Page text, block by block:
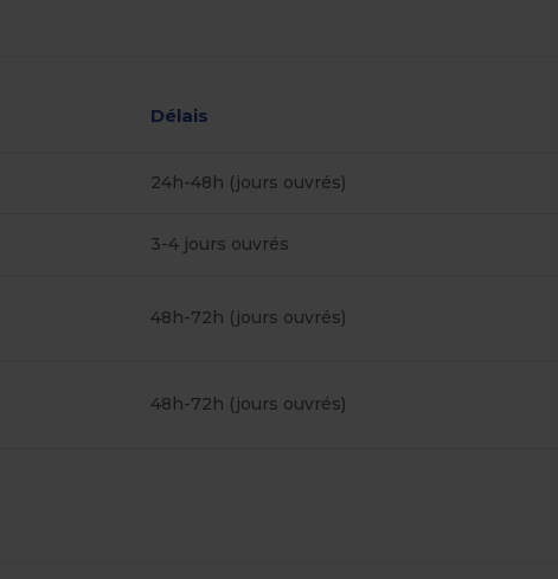
Délais
24h-48h (jours ouvrés)
3-4 jours ouvrés
48h-72h (jours ouvrés)
48h-72h (jours ouvrés)